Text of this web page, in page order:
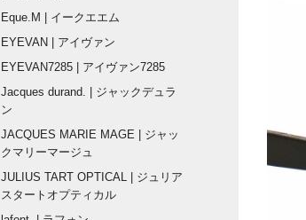
Eque.M | イークエエム
EYEVAN | アイヴァン
EYEVAN7285 | アイヴァン7285
Jacques durand. | ジャックデュラ
ン
JACQUES MARIE MAGE | ジャッ
クマリーマージュ
JULIUS TART OPTICAL | ジュリア
スタートオプティカル